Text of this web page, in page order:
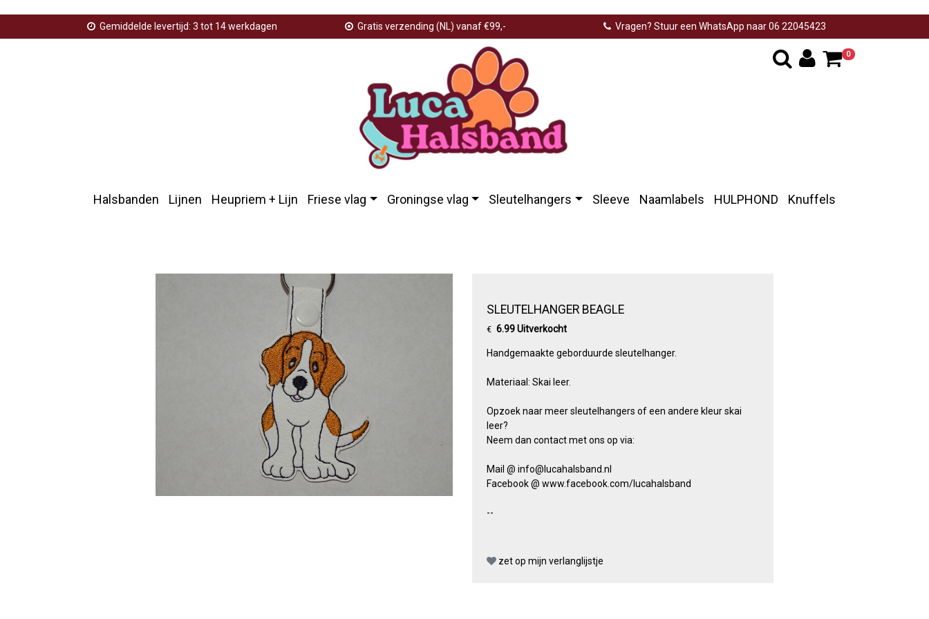
Gemiddelde levertijd: 3 tot 14 werkdagen Gratis verzending (NL) vanaf €99,- Vragen? Stuur een WhatsApp naar 06 22045423
0
Halsbanden Lijnen Heupriem + Lijn Friese vlag Groningse vlag Sleutelhangers Sleeve Naamlabels HULPHOND Knuffels
SLEUTELHANGER BEAGLE
€ 6.99 Uitverkocht
Handgemaakte geborduurde sleutelhanger.
Materiaal: Skai leer.
Opzoek naar meer sleutelhangers of een andere kleur skai
leer?
Neem dan contact met ons op via:
Mail @ info@lucahalsband.nl
Facebook @ www.facebook.com/lucahalsband
--
zet op mijn verlanglijstje